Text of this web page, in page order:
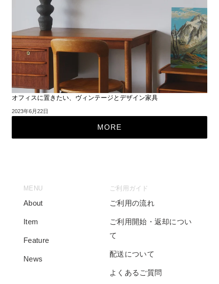
オフィスに置きたい、ヴィンテージとデザイン家具
2023年6月22日
MORE
MENU
About
Item
Feature
News
ご利用ガイド
ご利用の流れ
ご利用開始・返却につい
て
配送について
よくあるご質問